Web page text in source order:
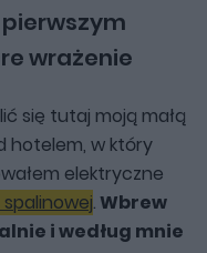
wrażenie
się tutaj moją małą
hotelem, w który
elektryczne
.Wbrew
i według mnie